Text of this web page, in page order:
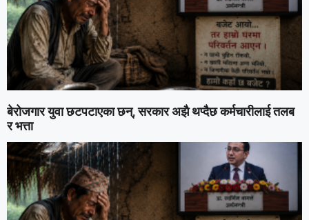
बेरोजगार युवा छटपटाएका छन्, सरकार अझै थप्दैछ कर्मचारीलाई तलब
र भत्ता